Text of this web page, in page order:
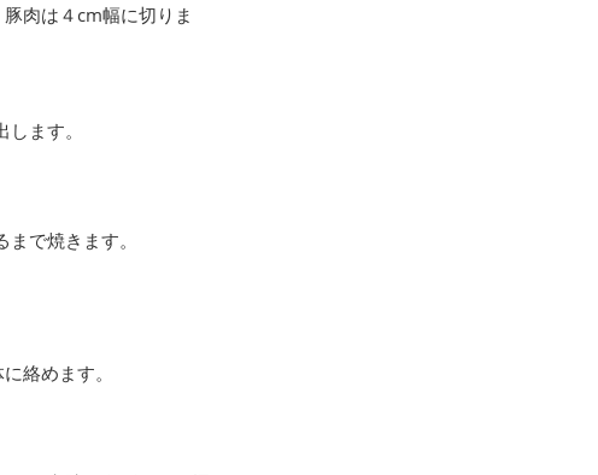
肉は４cm幅に切りま
ます。
で焼きます。
絡めます。